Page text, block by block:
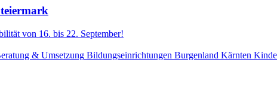
von 16. bis 22. September!
& Umsetzung Bildungseinrichtungen Burgenland Kärnten